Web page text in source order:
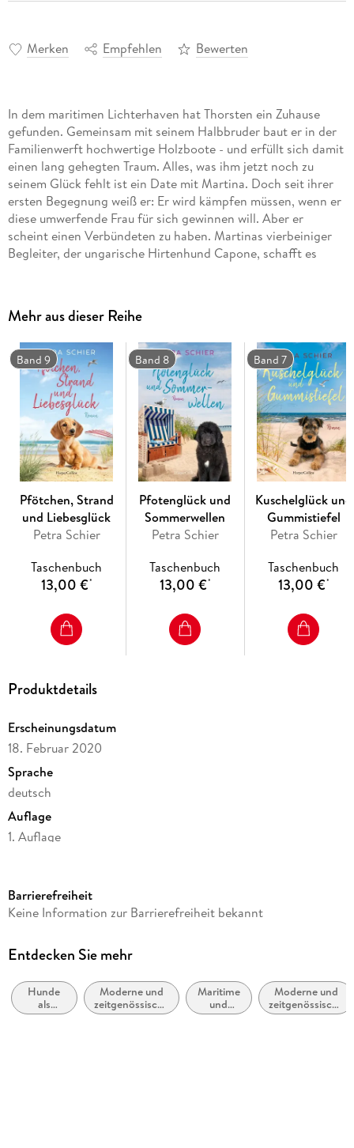
Merken Empfehlen Bewerten
In dem maritimen Lichterhaven hat Thorsten ein Zuhause
gefunden. Gemeinsam mit seinem Halbbruder baut er in der
Familienwerft hochwertige Holzboote - und erfüllt sich damit
einen lang gehegten Traum. Alles, was ihm jetzt noch zu
seinem Glück fehlt ist ein Date mit Martina. Doch seit ihrer
ersten Begegnung weiß er: Er wird kämpfen müssen, wenn er
diese umwerfende Frau für sich gewinnen will. Aber er
scheint einen Verbündeten zu haben. Martinas vierbeiniger
Begleiter, der ungarische Hirtenhund Capone, schafft es
Mehr aus dieser Reihe
Band 9
Pfötchen, Strand
und Liebesglück
Petra Schier
Taschenbuch
13,00 €*
Band 8
Pfotenglück und
Sommerwellen
Petra Schier
Taschenbuch
13,00 €*
Band 7
Kuschelglück und
Gummistiefel
Petra Schier
Taschenbuch
13,00 €*
Produktdetails
Erscheinungsdatum
18. Februar 2020
Sprache
deutsch
Auflage
1. Auflage
Reihe
Autor/Autorin
Verlag/Hersteller
HarperCollins
Barrierefreiheit
Keine Information zur Barrierefreiheit bekannt
Entdecken Sie mehr
Hunde
als
Haustiere
Moderne und
zeitgenössische
Liebesromane
Maritime
und
nautische
Moderne und
zeitgenössische
Belletristik: